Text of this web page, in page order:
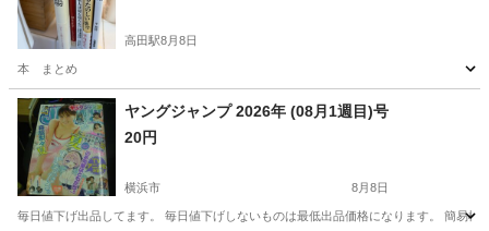
高田駅8月8日
本 まとめ
神奈川 横浜市 高田駅 参考書
ヤングジャンプ 2026年 (08月1週目)号
20円
横浜市 8月8日
毎日値下げ出品してます。 毎日値下げしないものは最低出品価格になります。 簡易